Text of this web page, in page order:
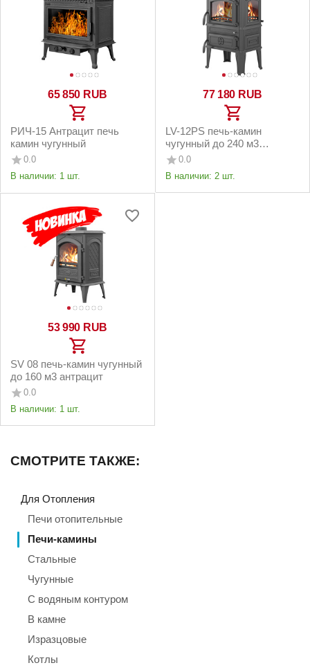
65 850 RUB
РИЧ-15 Антрацит печь
камин чугунный
0.0
В наличии: 1 шт.
77 180 RUB
LV-12PS печь-камин
чугунный до 240 м3
антрацит
0.0
В наличии: 2 шт.
53 990 RUB
SV 08 печь-камин чугунный
до 160 м3 антрацит
0.0
В наличии: 1 шт.
СМОТРИТЕ ТАКЖЕ:
Для Отопления
Печи отопительные
Печи-камины
Стальные
Чугунные
С водяным контуром
В камне
Изразцовые
Котлы